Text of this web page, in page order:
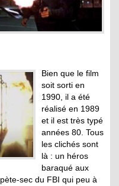
Bien que le film
soit sorti en
1990, il a été
réalisé en 1989
et il est très typé
années 80. Tous
les clichés sont
là : un héros
baraqué aux
sec du FBI qui peu à